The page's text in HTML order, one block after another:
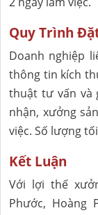
Quy Trình
Doanh nghiệp
thông tin kích
thuật tư vấn và
nhận, xưởng
việc. Số lượng
Kết Luận
Với lợi thế
Phước, Hoàng